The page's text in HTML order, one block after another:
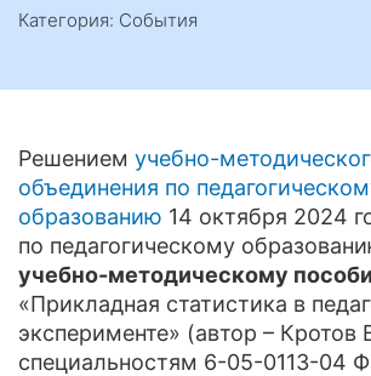
Категория: События
Решением учебно-
объединения по
образованию 14 октября 2024
по педагогическому
учебно-методическому
«Прикладная статистика в
эксперименте» (автор – Кротов
специальностям 6-05-0113-04